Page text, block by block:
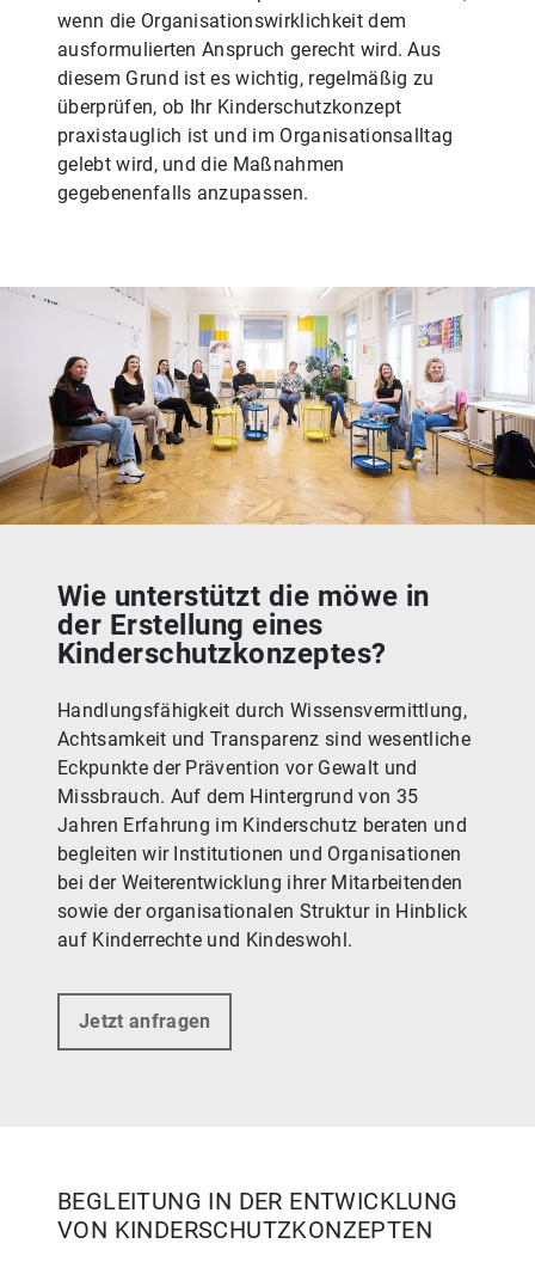
wenn die Organisationswirklichkeit dem
ausformulierten Anspruch gerecht wird. Aus
diesem Grund ist es wichtig, regelmäßig zu
überprüfen, ob Ihr Kinderschutzkonzept
praxistauglich ist und im Organisationsalltag
gelebt wird, und die Maßnahmen
gegebenenfalls anzupassen.
Wie unterstützt die möwe in
der Erstellung eines
Kinderschutzkonzeptes?
Handlungsfähigkeit durch Wissensvermittlung,
Achtsamkeit und Transparenz sind wesentliche
Eckpunkte der Prävention vor Gewalt und
Missbrauch. Auf dem Hintergrund von 35
Jahren Erfahrung im Kinderschutz beraten und
begleiten wir Institutionen und Organisationen
bei der Weiterentwicklung ihrer Mitarbeitenden
sowie der organisationalen Struktur in Hinblick
auf Kinderrechte und Kindeswohl.
Jetzt anfragen
BEGLEITUNG IN DER ENTWICKLUNG
VON KINDERSCHUTZKONZEPTEN